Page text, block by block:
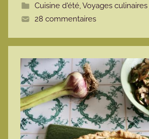
t
Cuisine d'été,Voyages culinaires
28 commentaires